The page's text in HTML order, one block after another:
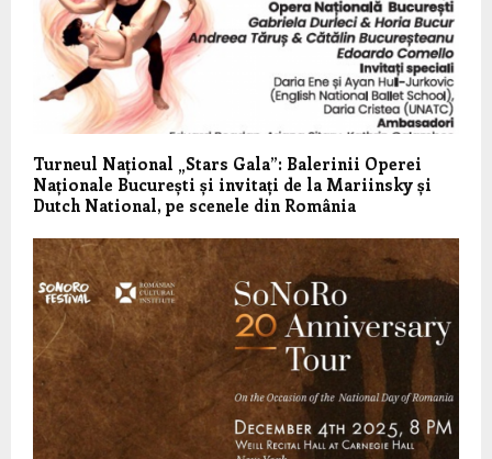
Turneul Național „Stars Gala”: Balerinii Operei
Naționale București și invitați de la Mariinsky și
Dutch National, pe scenele din România